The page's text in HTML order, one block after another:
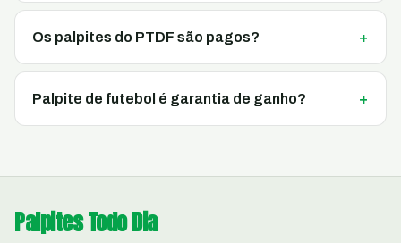
Os palpites do PTDF são pagos?
Palpite de futebol é garantia de ganho?
Palpites Todo Dia